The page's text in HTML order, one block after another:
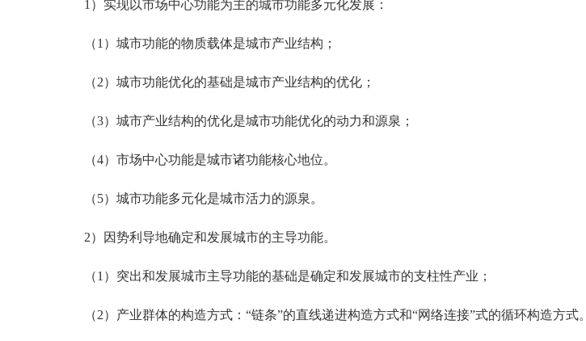
1）实现以市场中心功能为主的城市功能多元化发展：
（1）城市功能的物质载体是城市产业结构；
（2）城市功能优化的基础是城市产业结构的优化；
（3）城市产业结构的优化是城市功能优化的动力和源泉；
（4）市场中心功能是城市诸功能核心地位。
（5）城市功能多元化是城市活力的源泉。
2）因势利导地确定和发展城市的主导功能。
（1）突出和发展城市主导功能的基础是确定和发展城市的支柱性产业；
（2）产业群体的构造方式：“链条”的直线递进构造方式和“网络连接”式的循环构造方式。